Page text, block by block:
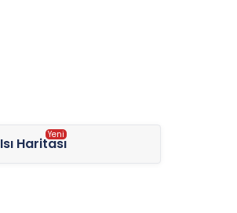
Isı Haritası